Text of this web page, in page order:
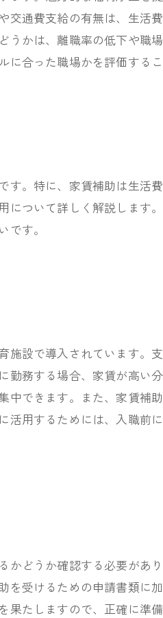
通費支給の有無は、生活
かは、離職率の低下や職
合った職場かを評価するこ
。特に、家賃補助は生活
ついて詳しく解説します
す。
設で導入されています。
務する場合、家賃が高い
できます。また、家賃補
用するためには、入職前
どうか確認する必要があ
受けるための申請書類に
たしますので、正確に準